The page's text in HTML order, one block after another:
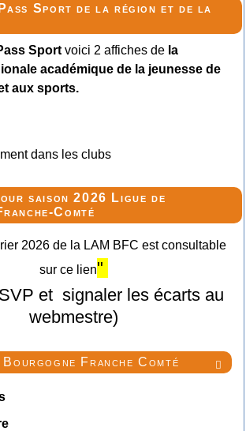

Bourgogne Franche Comté
Sport de la région et de la
Sportvoici 2 affiches dela
académique de la jeunesse de
aux sports.
dans les clubs
saison 2026 Ligue de
Comté
2026 de la LAM BFC est consultable
sur ce lien"
et signaler les écarts au
webmestre)